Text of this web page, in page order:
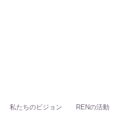
私たちのビジョン RENの活動